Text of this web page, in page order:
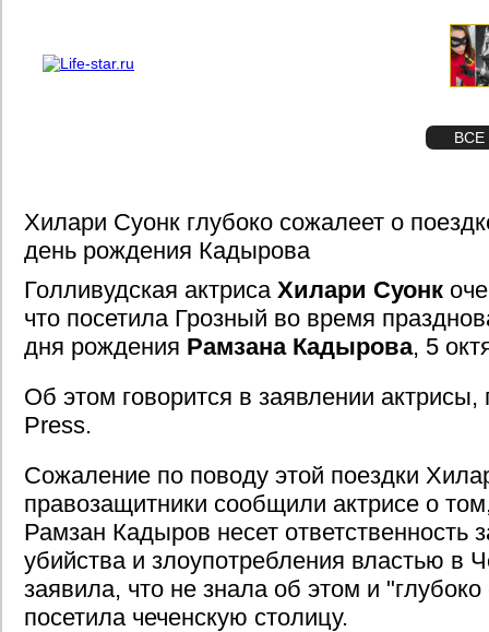
ВСЕ
Хилари Суонк глубоко сожалеет о
день рождения Кадырова
Голливудская актриса Хилари Суонк
что посетила Грозный во время
дня рождения Рамзана Кадырова, 5
Об этом говорится в заявлении
Press.
Сожаление по поводу этой поездки
правозащитники сообщили актрисе о
Рамзан Кадыров несет ответственность
убийства и злоупотребления властью в
заявила, что не знала об этом и
посетила чеченскую столицу.